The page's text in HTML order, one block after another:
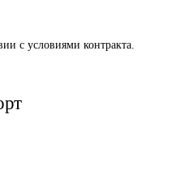
с условиями контракта.